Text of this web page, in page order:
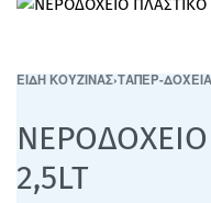
ΕΙΔΗ ΚΟΥΖΙΝΑΣ›ΤΑΠΕΡ-
2,5LT